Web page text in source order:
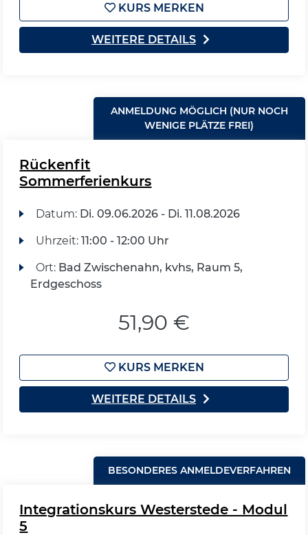
KURS MERKEN
WEITERE DETAILS
ANMELDUNG MÖGLICH (NUR NOCH
WENIGE PLÄTZE FREI)
Rückenfit
Sommerferienkurs
Datum: Di. 09.06.2026 - Di. 11.08.2026
Uhrzeit: 11:00 - 12:00 Uhr
Ort: Bad Zwischenahn, kvhs, Raum 5,
Erdgeschoss
51,90 €
KURS MERKEN
WEITERE DETAILS
BESONDERES ANMELDEVERFAHREN
Integrationskurs Westerstede - Modul
5